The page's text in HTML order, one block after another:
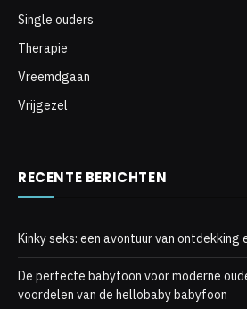
Single ouders
Therapie
Vreemdgaan
Vrijgezel
RECENTE BERICHTEN
Kinky seks: een avontuur van ontdekking
De perfecte babyfoon voor moderne
voordelen van de hellobaby babyfoon